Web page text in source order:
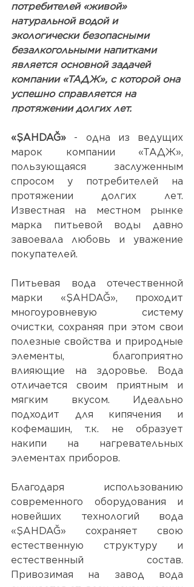
потребителей «живой»
натуральной водой и
экологически безопасными
безалкогольными напитками
является основной задачей
компании «ТАДЖ», с которой она
успешно справляется на
протяжении долгих лет.
«ŞAHDAĞ» - одна из ведущих
марок компании «ТАДЖ»,
пользующаяся заслуженным
спросом у потребителей на
Известная на местном рынке
марка питьевой воды давно
завоевала любовь и уважение
покупателей.
Питьевая вода отечественной
марки «ŞAHDAĞ», проходит
многоуровневую систему
очистки, сохраняя при этом свои
полезные свойства и природные
элементы, благоприятно
влияющие на здоровье. Вода
отличается своим приятным и
мягким вкусом. Идеально
подходит для кипячения и
кофемашин, т.к. не образует
накипи на нагревательных
элементах приборов.
Благодаря использованию
современного оборудования и
новейших технологий вода
«ŞAHDAĞ» сохраняет свою
естественную структуру и
Привозимая на завод вода